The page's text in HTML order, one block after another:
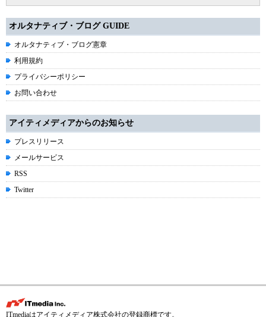
オルタナティブ・ブログ GUIDE
オルタナティブ・ブログ憲章
利用規約
プライバシーポリシー
お問い合わせ
アイティメディアからのお知らせ
プレスリリース
メールサービス
RSS
Twitter
ITmediaはアイティメディア株式会社の登録商標です。